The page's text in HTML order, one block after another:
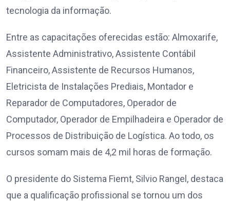
tecnologia da informação.
Entre as capacitações oferecidas estão: Almoxarife,
Assistente Administrativo, Assistente Contábil
Financeiro, Assistente de Recursos Humanos,
Eletricista de Instalações Prediais, Montador e
Reparador de Computadores, Operador de
Computador, Operador de Empilhadeira e Operador de
Processos de Distribuição de Logística. Ao todo, os
cursos somam mais de 4,2 mil horas de formação.
O presidente do Sistema Fiemt, Silvio Rangel, destaca
que a qualificação profissional se tornou um dos